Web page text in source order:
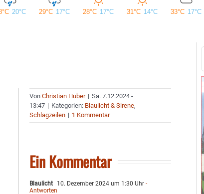
VonChristian Huber | Sa. 7.12.2024 -
13:47 | Kategorien: Blaulicht & Sirene,
Schlagzeilen | 1 Kommentar
Ein Kommentar
Blaulicht 10. Dezember 2024 um 1:30 Uhr -
Antworten